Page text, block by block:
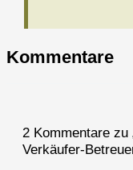
Kommentare
2 Kommentare zu
Verkäufer-